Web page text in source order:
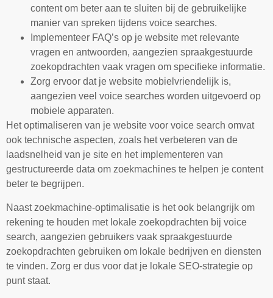
content om beter aan te sluiten bij de gebruikelijke
manier van spreken tijdens voice searches.
Implementeer FAQ’s op je website met relevante
vragen en antwoorden, aangezien spraakgestuurde
zoekopdrachten vaak vragen om specifieke informatie.
Zorg ervoor dat je website mobielvriendelijk is,
aangezien veel voice searches worden uitgevoerd op
mobiele apparaten.
Het optimaliseren van je website voor voice search omvat
ook technische aspecten, zoals het verbeteren van de
laadsnelheid van je site en het implementeren van
gestructureerde data om zoekmachines te helpen je content
beter te begrijpen.
Naast zoekmachine-optimalisatie is het ook belangrijk om
rekening te houden met lokale zoekopdrachten bij voice
search, aangezien gebruikers vaak spraakgestuurde
zoekopdrachten gebruiken om lokale bedrijven en diensten
te vinden. Zorg er dus voor dat je lokale SEO-strategie op
punt staat.